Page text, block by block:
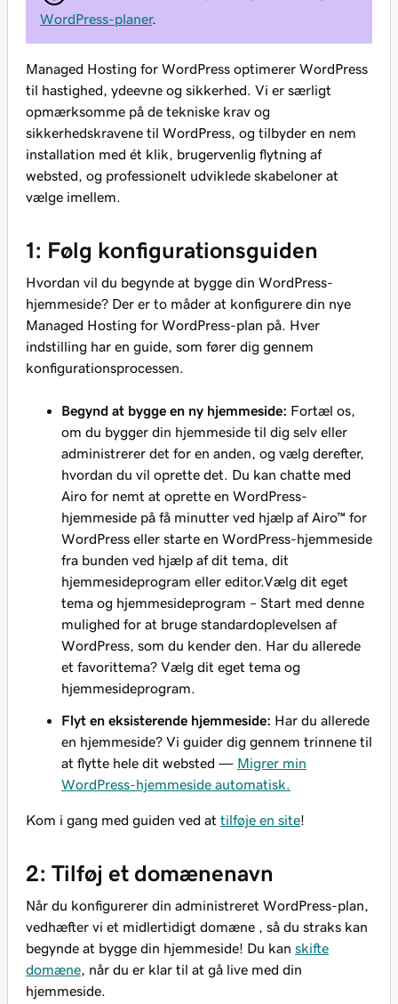
WordPress-planer.
Managed Hosting for WordPress optimerer WordPress
til hastighed, ydeevne og sikkerhed. Vi er særligt
opmærksomme på de tekniske krav og
sikkerhedskravene til WordPress, og tilbyder en nem
installation med ét klik, brugervenlig flytning af
websted, og professionelt udviklede skabeloner at
vælge imellem.
1: Følg konfigurationsguiden
Hvordan vil du begynde at bygge din WordPress-
hjemmeside? Der er to måder at konfigurere din nye
Managed Hosting for WordPress-plan på. Hver
indstilling har en guide, som fører dig gennem
konfigurationsprocessen.
Begynd at bygge en ny hjemmeside: Fortæl os,
om du bygger din hjemmeside til dig selv eller
administrerer det for en anden, og vælg derefter,
hvordan du vil oprette det. Du kan chatte med
Airo for nemt at oprette en WordPress-
hjemmeside på få minutter ved hjælp af Airo™ for
WordPress eller starte en WordPress-hjemmeside
fra bunden ved hjælp af dit tema, dit
hjemmesideprogram eller editor.Vælg dit eget
tema og hjemmesideprogram – Start med denne
mulighed for at bruge standardoplevelsen af
WordPress, som du kender den. Har du allerede
et favorittema? Vælg dit eget tema og
hjemmesideprogram.
Flyt en eksisterende hjemmeside: Har du allerede
en hjemmeside? Vi guider dig gennem trinnene til
at flytte hele dit websted — Migrer min
WordPress-hjemmeside automatisk.
Kom i gang med guiden ved at tilføje en site!
2: Tilføj et domænenavn
Når du konfigurerer din administreret WordPress-plan,
vedhæfter vi et midlertidigt domæne , så du straks kan
begynde at bygge din hjemmeside! Du kan skifte
domæne , når du er klar til at gå live med din
hjemmeside.